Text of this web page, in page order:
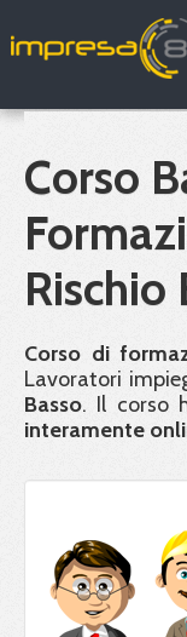
Corso
Rischio
Corso di
Lavoratori
Basso. Il corso
interamente